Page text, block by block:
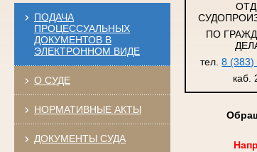
ПОДАЧА
ПРОЦЕССУАЛЬНЫХ
ДОКУМЕНТОВ В
ЭЛЕКТРОННОМ ВИДЕ
О СУДЕ
НОРМАТИВНЫЕ АКТЫ
ДОКУМЕНТЫ СУДА
ПО
тел.8 (383)
каб.